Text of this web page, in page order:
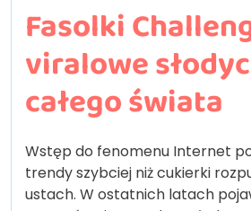
Fasolki
viralowe
całego świata
Wstęp do fenomenu Internet
trendy szybciej niż cukierki
ustach. W ostatnich latach